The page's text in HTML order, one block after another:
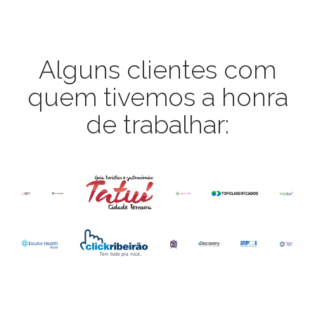
Alguns clientes com
quem tivemos a honra
de trabalhar: